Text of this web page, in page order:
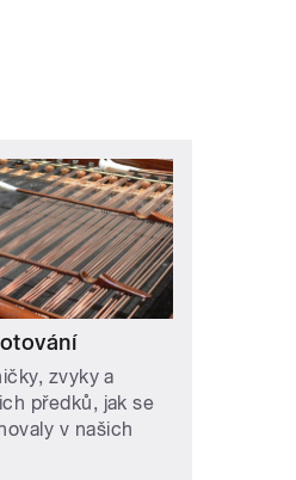
zvyky a
předků, jak se
v našich